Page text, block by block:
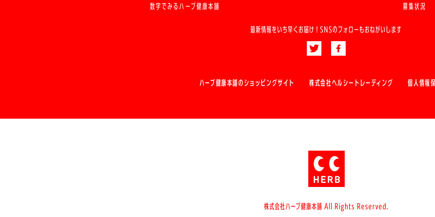
数字でみるハーブ健康本舗 募集状況
最新情報をいち早くお届け！ SNSのフォローもおねがいします
ハーブ健康本舗のショッピングサイト 株式会社ヘルシートレーディング 個人情報
株式会社ハーブ健康本舗 All Rights Reserved.